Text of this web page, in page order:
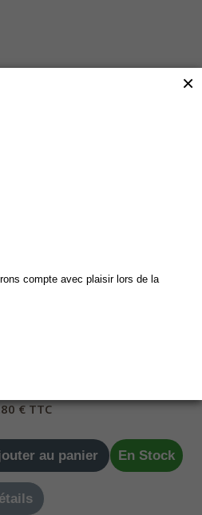
à 8 jours ouvrés
€ TTC
au panier En Stock
compte avec plaisir lors de la
×